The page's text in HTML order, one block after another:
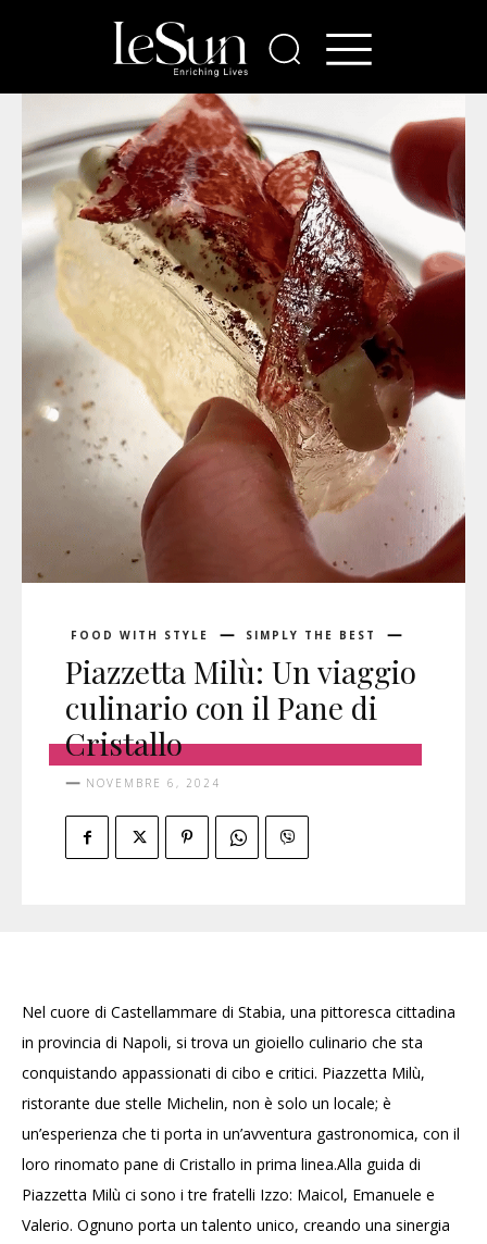
FOOD WITH STYLE SIMPLY THE BEST
Piazzetta Milù: Un viaggio
culinario con il Pane di
Cristallo
NOVEMBRE 6, 2024
Nel cuore di Castellammare di Stabia, una pittoresca cittadina
in provincia di Napoli, si trova un gioiello culinario che sta
conquistando appassionati di cibo e critici. Piazzetta Milù,
ristorante due stelle Michelin, non è solo un locale; è
un’esperienza che ti porta in un’avventura gastronomica, con il
loro rinomato pane di Cristallo in prima linea.Alla guida di
Piazzetta Milù ci sono i tre fratelli Izzo: Maicol, Emanuele e
Valerio. Ognuno porta un talento unico, creando una sinergia